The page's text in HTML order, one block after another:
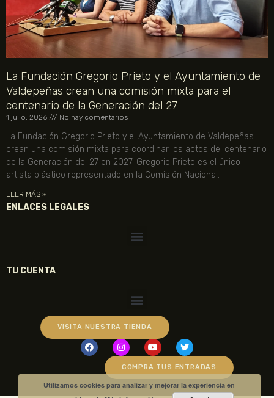
La Fundación Gregorio Prieto y el Ayuntamiento de
Valdepeñas crean una comisión mixta para el
centenario de la Generación del 27
1 julio, 2026 No hay comentarios
La Fundación Gregorio Prieto y el Ayuntamiento de Valdepeñas
crean una comisión mixta para coordinar los actos del centenario
de la Generación del 27 en 2027. Gregorio Prieto es el único
artista plástico representado en la Comisión Nacional.
LEER MÁS »
ENLACES LEGALES
TU CUENTA
VISITA NUESTRA TIENDA
COMPRA TUS ENTRADAS
Utilizamos cookies para analizar y mejorar la experiencia en